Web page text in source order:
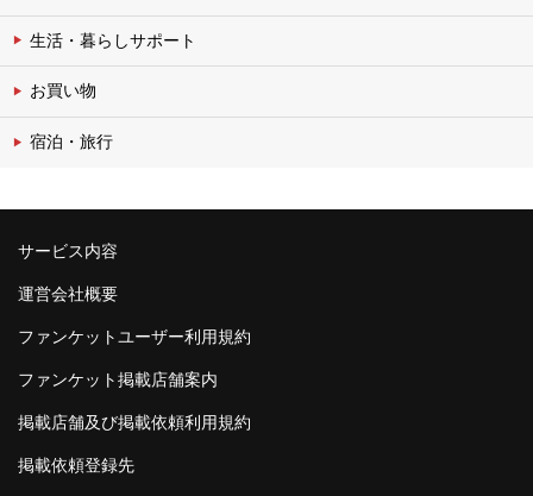
生活・暮らしサポート
お買い物
宿泊・旅行
サービス内容
運営会社概要
ファンケットユーザー利用規約
ファンケット掲載店舗案内
掲載店舗及び掲載依頼利用規約
掲載依頼登録先